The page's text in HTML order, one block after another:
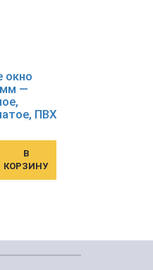
окно
—
ПВХ
В
КОРЗИНУ